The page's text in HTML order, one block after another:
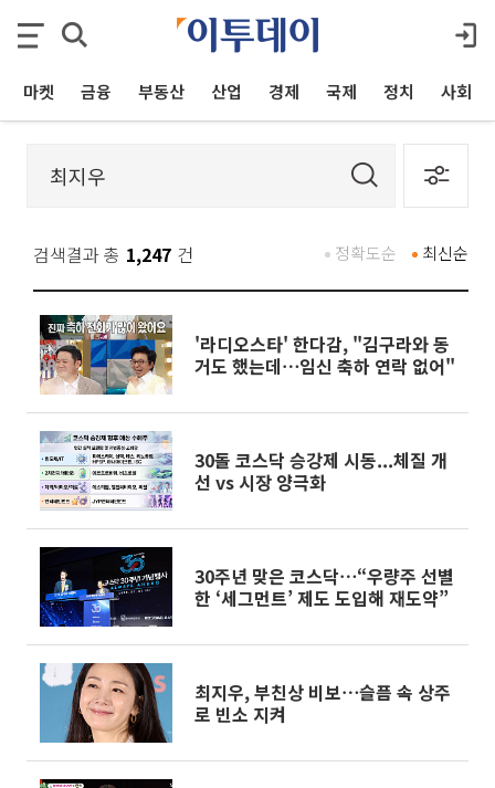
마켓 금융 부동산 산업 경제 국제 정치 사회
검색결과 총 1,247 건 최신순
정확도순
'라디오스타' 한다감, "김구라와 동
거도 했는데⋯임신 축하 연락 없어"
30돌 코스닥 승강제 시동...체질 개
선 vs 시장 양극화
30주년 맞은 코스닥⋯“우량주 선별
한 ‘세그먼트’ 제도 도입해 재도약”
최지우, 부친상 비보⋯슬픔 속 상주
로 빈소 지켜